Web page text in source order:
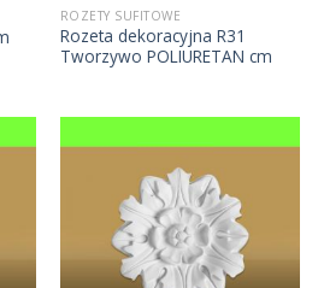
ROZETY SUFITOWE
Rozeta dekoracyjna R31
Tworzywo POLIURETAN cm